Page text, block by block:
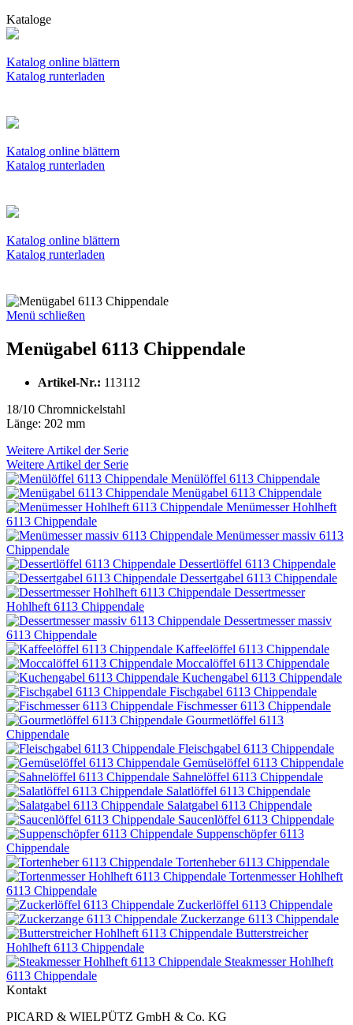
Kataloge
Katalog online blättern
Katalog runterladen
Katalog online blättern
Katalog runterladen
Katalog online blättern
Katalog runterladen
Menü schließen
Menügabel 6113 Chippendale
Artikel-Nr.: 113112
18/10 Chromnickelstahl
Länge: 202 mm
Weitere Artikel der Serie
Weitere Artikel der Serie
Menülöffel 6113 Chippendale
Menügabel 6113 Chippendale
Menümesser Hohlheft
6113 Chippendale
Menümesser massiv 6113
Chippendale
Dessertlöffel 6113 Chippendale
Dessertgabel 6113 Chippendale
Dessertmesser
Hohlheft 6113 Chippendale
Dessertmesser massiv
6113 Chippendale
Kaffeelöffel 6113 Chippendale
Moccalöffel 6113 Chippendale
Kuchengabel 6113 Chippendale
Fischgabel 6113 Chippendale
Fischmesser 6113 Chippendale
Gourmetlöffel 6113
Chippendale
Fleischgabel 6113 Chippendale
Gemüselöffel 6113 Chippendale
Sahnelöffel 6113 Chippendale
Salatlöffel 6113 Chippendale
Salatgabel 6113 Chippendale
Saucenlöffel 6113 Chippendale
Suppenschöpfer 6113
Chippendale
Tortenheber 6113 Chippendale
Tortenmesser Hohlheft
6113 Chippendale
Zuckerlöffel 6113 Chippendale
Zuckerzange 6113 Chippendale
Butterstreicher
Hohlheft 6113 Chippendale
Steakmesser Hohlheft
6113 Chippendale
Kontakt
PICARD & WIELPÜTZ GmbH & Co. KG